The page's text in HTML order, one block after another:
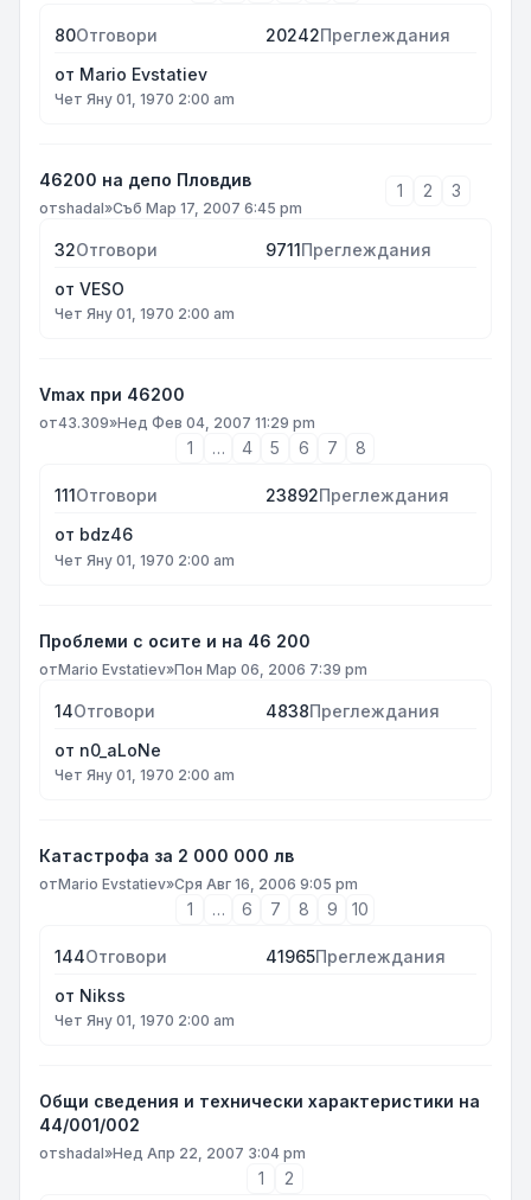
80Отговори 20242Преглеждания
от Mario Evstatiev
Чет Яну 01, 1970 2:00 am
46200 на депо Пловдив
отshadal»Съб Мар 17, 2007 6:45 pm
1 2 3
32Отговори 9711Преглеждания
от VESO
Чет Яну 01, 1970 2:00 am
Vmax при 46200
от43.309»Нед Фев 04, 2007 11:29 pm
1 … 4 5 6 7 8
111Отговори 23892Преглеждания
от bdz46
Чет Яну 01, 1970 2:00 am
Проблеми с осите и на 46 200
отMario Evstatiev»Пон Мар 06, 2006 7:39 pm
14Отговори 4838Преглеждания
от n0_aLoNe
Чет Яну 01, 1970 2:00 am
Катастрофа за 2 000 000 лв
отMario Evstatiev»Сря Авг 16, 2006 9:05 pm
1 … 6 7 8 9 10
144Отговори 41965Преглеждания
от Nikss
Чет Яну 01, 1970 2:00 am
Общи сведения и технически характеристики на
44/001/002
отshadal»Нед Апр 22, 2007 3:04 pm
1 2